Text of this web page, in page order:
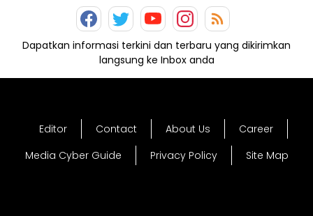
Dapatkan informasi terkini dan terbaru yang dikirimkan
langsung ke Inbox anda
Editor Contact About Us
Career
Media Cyber Guide
Privacy Policy Site Map